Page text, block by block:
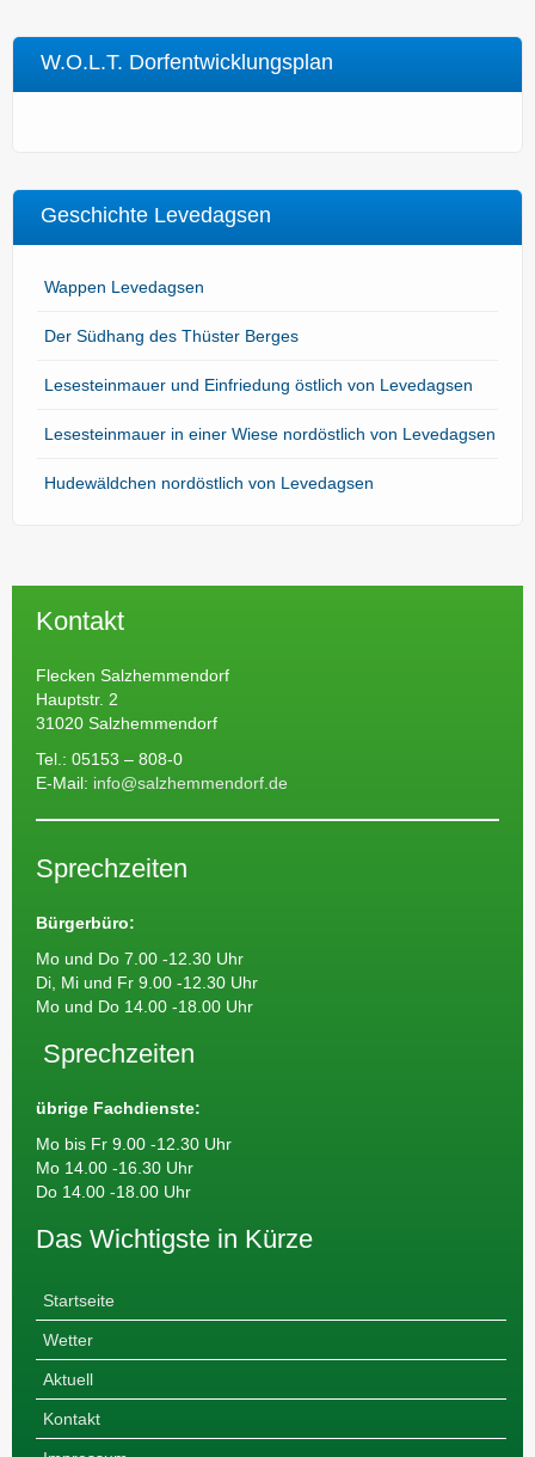
W.O.L.T. Dorfentwicklungsplan
Geschichte Levedagsen
Wappen Levedagsen
Der Südhang des Thüster Berges
Lesesteinmauer und Einfriedung östlich von Levedagsen
Lesesteinmauer in einer Wiese nordöstlich von Levedagsen
Hudewäldchen nordöstlich von Levedagsen
Kontakt
Flecken Salzhemmendorf
Hauptstr. 2
31020 Salzhemmendorf
Tel.: 05153 – 808-0
E-Mail: info@salzhemmendorf.de
Sprechzeiten
Bürgerbüro:
Mo und Do 7.00 -12.30 Uhr
Di, Mi und Fr 9.00 -12.30 Uhr
Mo und Do 14.00 -18.00 Uhr
Sprechzeiten
übrige Fachdienste:
Mo bis Fr 9.00 -12.30 Uhr
Mo 14.00 -16.30 Uhr
Do 14.00 -18.00 Uhr
Das Wichtigste in Kürze
Startseite
Wetter
Aktuell
Kontakt